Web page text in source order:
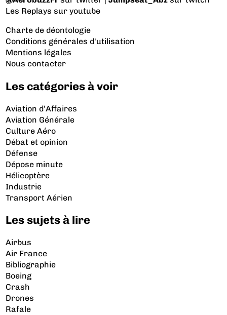
Les Replays sur youtube
Charte de déontologie
Conditions générales d'utilisation
Mentions légales
Nous contacter
Les catégories à voir
Aviation d’Affaires
Aviation Générale
Culture Aéro
Débat et opinion
Défense
Dépose minute
Hélicoptère
Industrie
Transport Aérien
Les sujets à lire
Airbus
Air France
Bibliographie
Boeing
Crash
Drones
Rafale